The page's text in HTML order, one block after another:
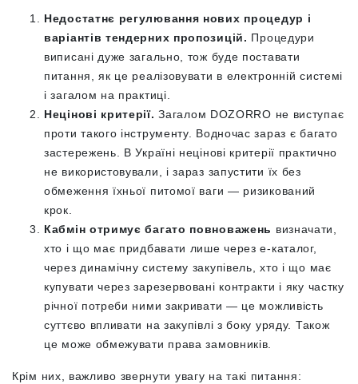
Недостатнє регулювання нових процедур і
варіантів тендерних пропозицій. Процедури
виписані дуже загально, тож буде поставати
питання, як це реалізовувати в електронній системі
і загалом на практиці.
Нецінові критерії.Загалом DOZORRO не виступає
проти такого інструменту. Водночас зараз є багато
застережень. В Україні нецінові критерії практично
не використовували, і зараз запустити їх без
обмеження їхньої питомої ваги — ризикований
крок.
Кабмін отримує багато повноважень визначати,
хто і що має придбавати лише через е-каталог,
через динамічну систему закупівель, хто і що має
купувати через зарезервовані контракти і яку частку
річної потреби ними закривати — це можливість
суттєво впливати на закупівлі з боку уряду. Також
це може обмежувати права замовників.
Крім них, важливо звернути увагу на такі питання: